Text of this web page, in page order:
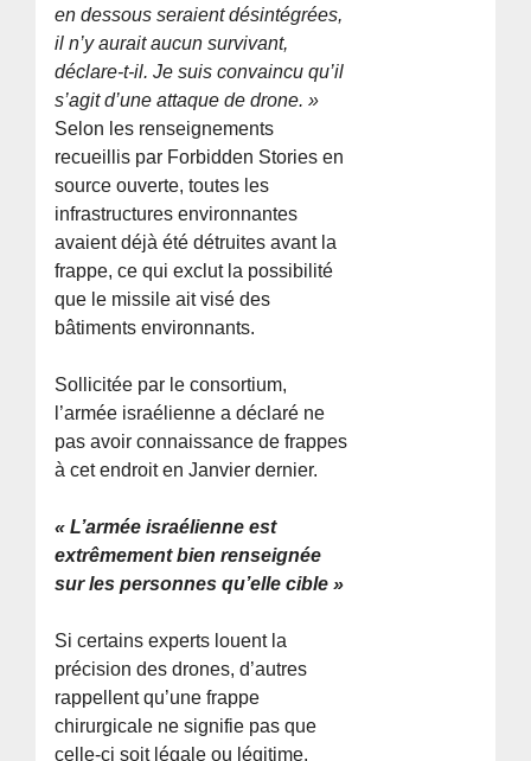
en dessous seraient désintégrées,
il n’y aurait aucun survivant,
déclare-t-il. Je suis convaincu qu’il
s’agit d’une attaque de drone. »
Selon les renseignements
recueillis par Forbidden Stories en
source ouverte, toutes les
infrastructures environnantes
avaient déjà été détruites avant la
frappe, ce qui exclut la possibilité
que le missile ait visé des
bâtiments environnants.
Sollicitée par le consortium,
l’armée israélienne a déclaré ne
pas avoir connaissance de frappes
à cet endroit en Janvier dernier.
« L’armée israélienne est
extrêmement bien renseignée
sur les personnes qu’elle cible »
Si certains experts louent la
précision des drones, d’autres
rappellent qu’une frappe
chirurgicale ne signifie pas que
celle-ci soit légale ou légitime.